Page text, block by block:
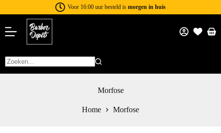
Voor 16:00 uur besteld is morgen in huis
Morfose
Home Morfose